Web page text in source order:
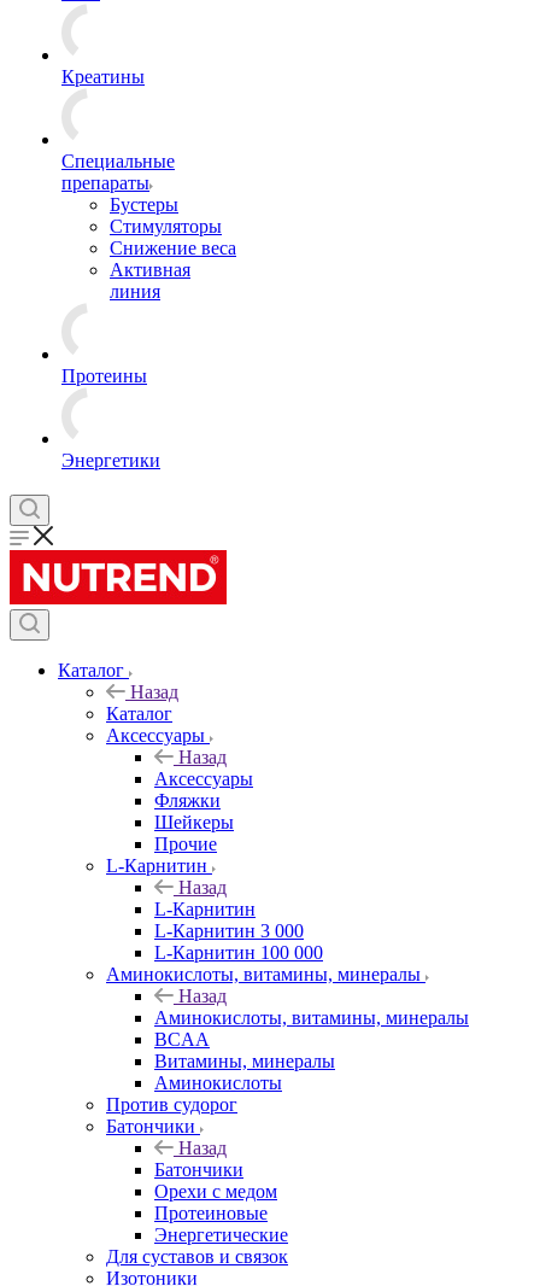
Креатины
Специальные
препараты
Бустеры
Стимуляторы
Снижение веса
Активная
линия
Протеины
Энергетики
Каталог
Назад
Каталог
Аксессуары
Назад
Аксессуары
Фляжки
Шейкеры
Прочие
L-Карнитин
Назад
L-Карнитин
L-Карнитин 3 000
L-Карнитин 100 000
Аминокислоты, витамины, минералы
Назад
Аминокислоты, витамины, минералы
BCAA
Витамины, минералы
Аминокислоты
Против судорог
Батончики
Назад
Батончики
Орехи с медом
Протеиновые
Энергетические
Для суставов и связок
Изотоники